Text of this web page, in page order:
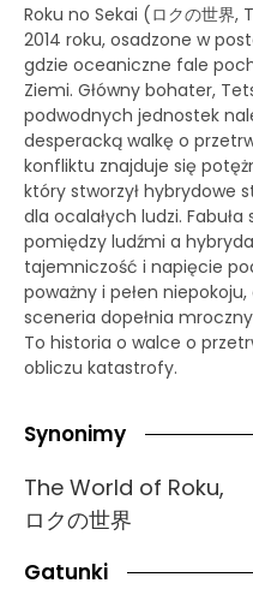
Roku no Sekai (ロクの世界
2014 roku, osadzone w
gdzie oceaniczne fale
Ziemi. Główny bohater,
podwodnych jednostek
desperacką walkę o
konfliktu znajduje się
który stworzył hybrydowe
dla ocalałych ludzi.
pomiędzy ludźmi a
tajemniczość i napięcie
poważny i pełen
sceneria dopełnia
To historia o walce o
obliczu katastrofy.
Synonimy
The World of Roku,
ロクの世界
Gatunki